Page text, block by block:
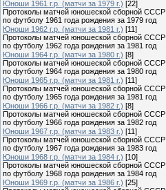
Юноши 1961 г.р. (матчи за 1979 г.) [22]
Протоколы матчей юношеской сборной СССР
по футболу 1961 года рождения за 1979 год
Юноши 1962 г.р. (матчи за 1981 г.) [11]
Протоколы матчей юношеской сборной СССР
по футболу 1962 года рождения за 1981 год
Юноши 1964 г.р. (матчи за 1980 г.) [8]
Протоколы матчей юношеской сборной СССР
по футболу 1964 года рождения за 1980 год
Юноши 1965 г.р. (матчи за 1981 г.) [11]
Протоколы матчей юношеской сборной СССР
по футболу 1965 года рождения за 1981 год
Юноши 1966 г.р. (матчи за 1982 г.) [8]
Протоколы матчей юношеской сборной СССР
по футболу 1966 года рождения за 1982 год
Юноши 1967 г.р. (матчи за 1983 г.) [11]
Протоколы матчей юношеской сборной СССР
по футболу 1967 года рождения за 1983 год
Юноши 1968 г.р. (матчи за 1984 г.) [10]
Протоколы матчей юношеской сборной СССР
по футболу 1968 года рождения за 1984 год
Юноши 1969 г.р. (матчи за 1986 г.) [25]